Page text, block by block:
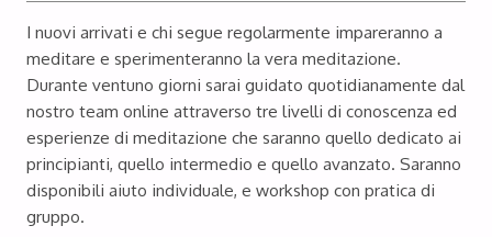
I nuovi arrivati ​​e chi segue regolarmente impareranno a
meditare e sperimenteranno la vera meditazione.
Durante ventuno giorni sarai guidato quotidianamente dal
nostro team online attraverso tre livelli di conoscenza ed
esperienze di meditazione che saranno quello dedicato ai
principianti, quello intermedio e quello avanzato. Saranno
disponibili aiuto individuale, e workshop con pratica di
gruppo.